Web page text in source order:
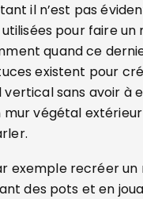
il n’est pas
pour faire un
quand ce
existent pour
sans avoir à
mur végétal
exemple recréer
des pots et en